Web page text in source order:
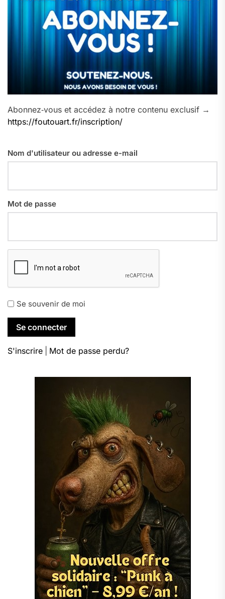
Abonnez‑vous et accédez à notre contenu exclusif →
https://foutouart.fr/inscription/
Nom d'utilisateur ou adresse e-mail
Mot de passe
Se souvenir de moi
S'inscrire Mot de passe perdu?